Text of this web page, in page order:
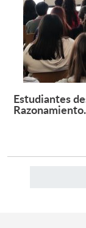
Estudiantes